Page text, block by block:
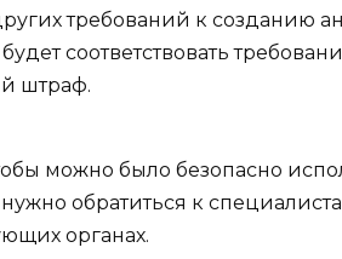
требований к созданию
соответствовать
штраф.
можно было безопасно
обратиться к
органах.